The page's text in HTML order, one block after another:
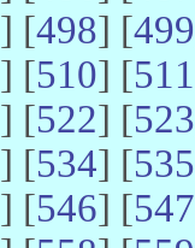
] [498] [499
] [510] [511
] [522] [523
] [534] [535
] [546] [547